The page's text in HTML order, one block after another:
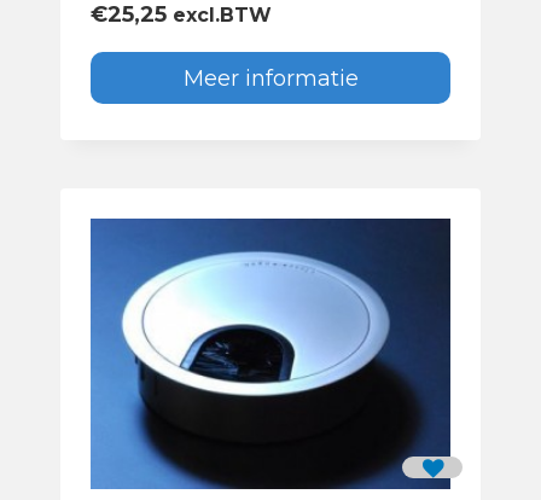
€25,25 excl.BTW
Meer informatie